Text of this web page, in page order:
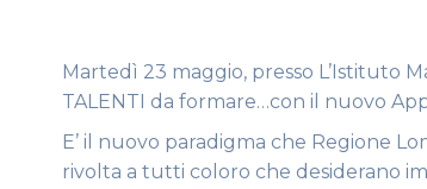
Martedì 23 maggio, presso L’Istituto
TALENTI da formare…con il nuovo
E’ il nuovo paradigma che Regione
rivolta a tutti coloro che desiderano